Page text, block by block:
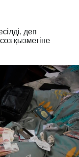
деп
қызметіне